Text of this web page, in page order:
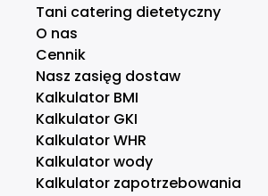
Tani catering dietetyczny
O nas
Cennik
Nasz zasięg dostaw
Kalkulator BMI
Kalkulator GKI
Kalkulator WHR
Kalkulator wody
Kalkulator zapotrzebowania